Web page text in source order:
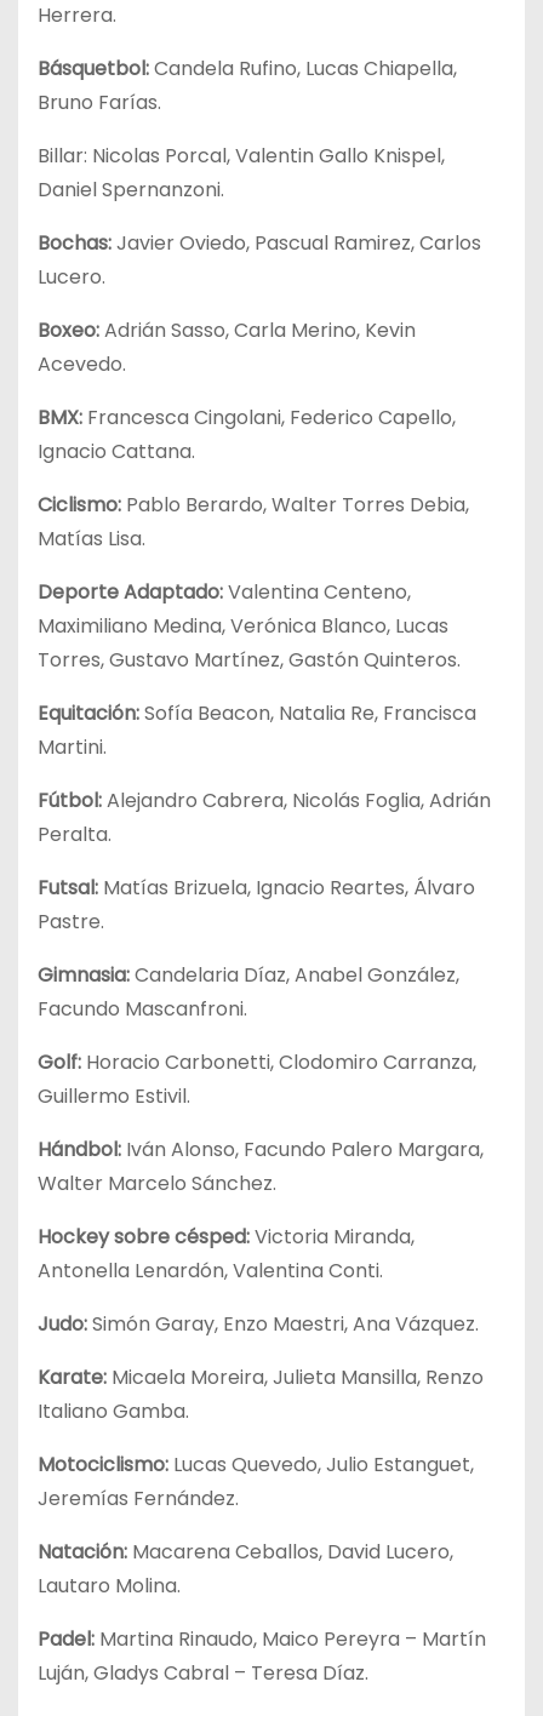
Herrera.
Básquetbol:Candela Rufino, Lucas Chiapella,
Bruno Farías.
Billar: Nicolas Porcal, Valentin Gallo Knispel,
Daniel Spernanzoni.
Bochas:Javier Oviedo, Pascual Ramirez, Carlos
Lucero.
Boxeo:Adrián Sasso, Carla Merino, Kevin
Acevedo.
BMX: Francesca Cingolani, Federico Capello,
Ignacio Cattana.
Ciclismo: Pablo Berardo, Walter Torres Debia,
Matías Lisa.
Deporte Adaptado:Valentina Centeno,
Maximiliano Medina, Verónica Blanco, Lucas
Torres, Gustavo Martínez, Gastón Quinteros.
Equitación:Sofía Beacon, Natalia Re, Francisca
Martini.
Fútbol:Alejandro Cabrera, Nicolás Foglia, Adrián
Peralta.
Futsal: Matías Brizuela, Ignacio Reartes, Álvaro
Pastre.
Gimnasia:Candelaria Díaz, Anabel González,
Facundo Mascanfroni.
Golf: Horacio Carbonetti, Clodomiro Carranza,
Guillermo Estivil.
Hándbol: Iván Alonso, Facundo Palero Margara,
Walter Marcelo Sánchez.
Hockey sobre césped:Victoria Miranda,
Antonella Lenardón, Valentina Conti.
Judo:Simón Garay, Enzo Maestri, Ana Vázquez.
Karate: Micaela Moreira, Julieta Mansilla, Renzo
Italiano Gamba.
Motociclismo: Lucas Quevedo, Julio Estanguet,
Jeremías Fernández.
Natación: Macarena Ceballos, David Lucero,
Lautaro Molina.
Padel: Martina Rinaudo, Maico Pereyra – Martín
Luján, Gladys Cabral – Teresa Díaz.